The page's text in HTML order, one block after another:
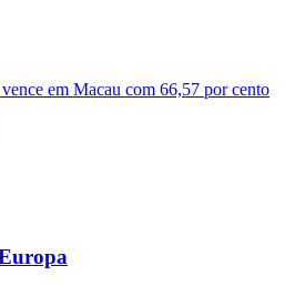
em Macau com 66,57 por cento